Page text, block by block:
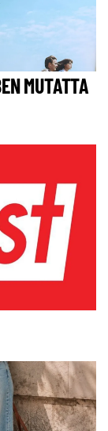
MUTATTA